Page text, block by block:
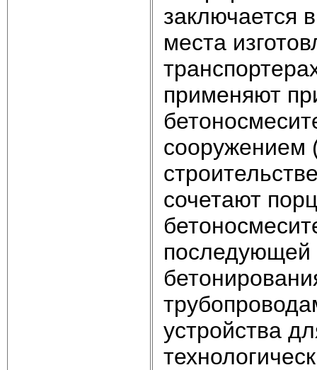
заключается
места
применяют
сооружением
сочетают
последующей
устройства